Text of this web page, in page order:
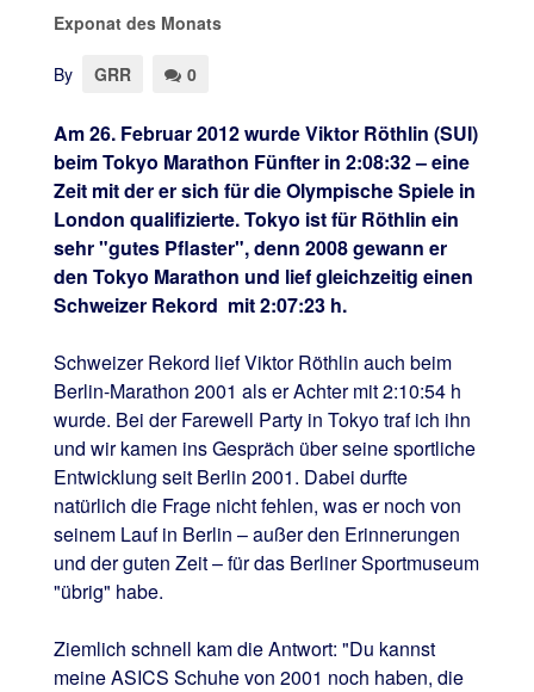
Exponat des Monats
By GRR 0
Am 26. Februar 2012 wurde Viktor Röthlin (SUI)
beim Tokyo Marathon Fünfter in 2:08:32 – eine
Zeit mit der er sich für die Olympische Spiele in
London qualifizierte. Tokyo ist für Röthlin ein
sehr "gutes Pflaster", denn 2008 gewann er
den Tokyo Marathon und lief gleichzeitig einen
Schweizer Rekord mit 2:07:23 h.
Schweizer Rekord lief Viktor Röthlin auch beim
Berlin-Marathon 2001 als er Achter mit 2:10:54 h
wurde. Bei der Farewell Party in Tokyo traf ich ihn
und wir kamen ins Gespräch über seine sportliche
Entwicklung seit Berlin 2001. Dabei durfte
natürlich die Frage nicht fehlen, was er noch von
seinem Lauf in Berlin – außer den Erinnerungen
und der guten Zeit – für das Berliner Sportmuseum
"übrig" habe.
Ziemlich schnell kam die Antwort: "Du kannst
meine ASICS Schuhe von 2001 noch haben, die